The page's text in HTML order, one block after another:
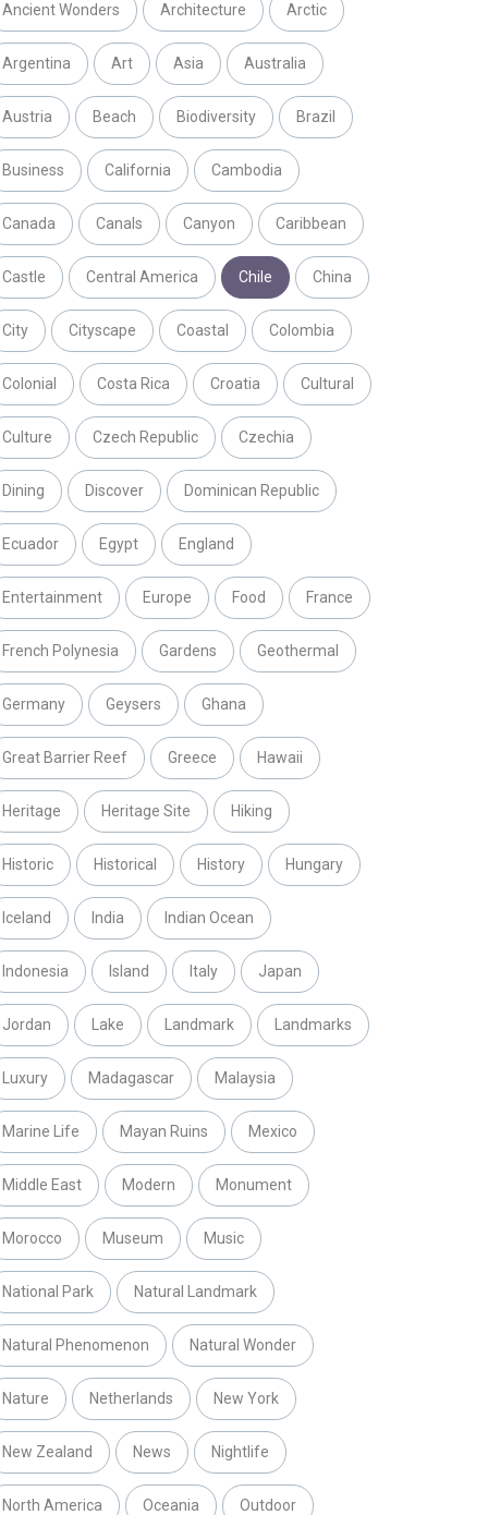
Ancient Wonders Architecture Arctic
Argentina Art Asia Australia
Austria Beach Biodiversity Brazil
Business California Cambodia
Canada Canals Canyon Caribbean
Castle Central America Chile China
City Cityscape Coastal Colombia
Colonial Costa Rica Croatia Cultural
Culture Czech Republic Czechia
Dining Discover Dominican Republic
Ecuador Egypt England
Entertainment Europe Food France
French Polynesia Gardens Geothermal
Germany Geysers Ghana
Great Barrier Reef Greece Hawaii
Heritage Heritage Site Hiking
Historic Historical History Hungary
Iceland India Indian Ocean
Indonesia Island Italy Japan
Jordan Lake Landmark Landmarks
Luxury Madagascar Malaysia
Marine Life Mayan Ruins Mexico
Middle East Modern Monument
Morocco Museum Music
National Park Natural Landmark
Natural Phenomenon Natural Wonder
Nature Netherlands New York
New Zealand News Nightlife
North America Oceania Outdoor